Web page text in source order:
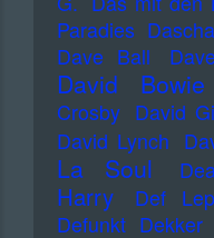
Paradies
Dave Ball
David Bowie
Crosby David
David Lynch
La Soul
Harry
Def
Defunkt Dekker